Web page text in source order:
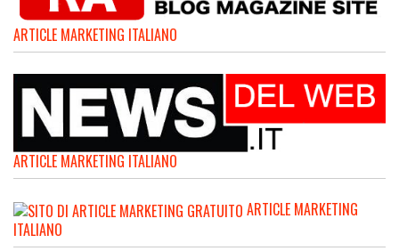
ARTICLE MARKETING ITALIANO
ARTICLE MARKETING ITALIANO
ARTICLE MARKETING
ITALIANO